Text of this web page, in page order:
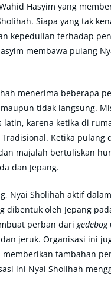
Hasyim yang
Siapa yang tak
kepedulian terhadap
membawa pulang
menerima beberapa
tidak langsung.
latin, karena ketika di
Ketika pulang
majalah bertuliskan
dan Jepang.
Nyai Sholihah aktif
dibentuk oleh Jepang
perban dari gedebog
jeruk. Organisasi ini
tambahan
ini Nyai Sholihah